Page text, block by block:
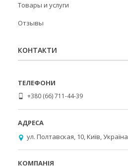
Товары и услуги
Отзывы
КОНТАКТИ
+380 (66) 711-44-39
ул. Полтавская, 10, Київ, Україна